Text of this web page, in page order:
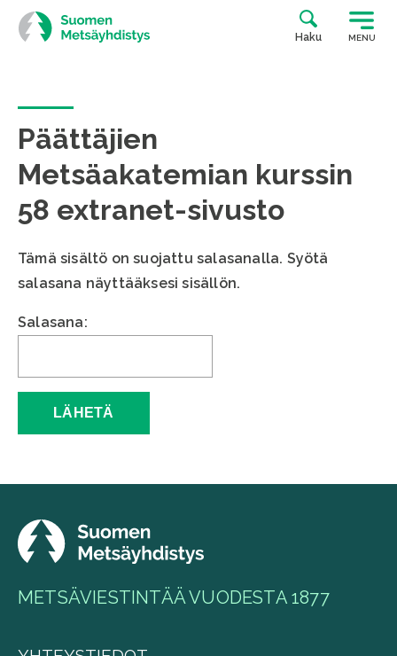
Siirry
suoraan
sisältöön
Haku MENU
Päättäjien
Metsäakatemian kurssin
58 extranet-sivusto
Tämä sisältö on suojattu salasanalla. Syötä
salasana näyttääksesi sisällön.
Salasana:
METSÄVIESTINTÄÄ VUODESTA 1877